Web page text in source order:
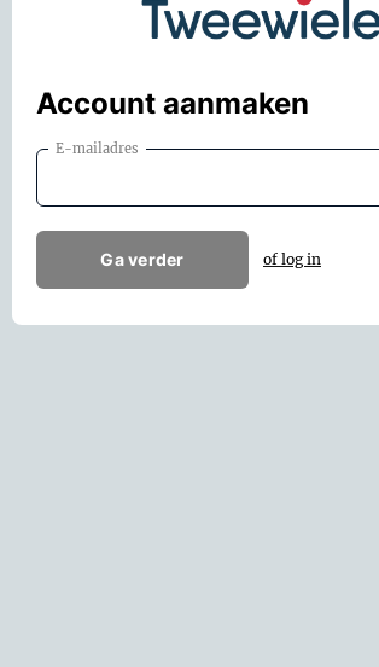
Account aanmaken
E-mailadres
Ga verder of log in